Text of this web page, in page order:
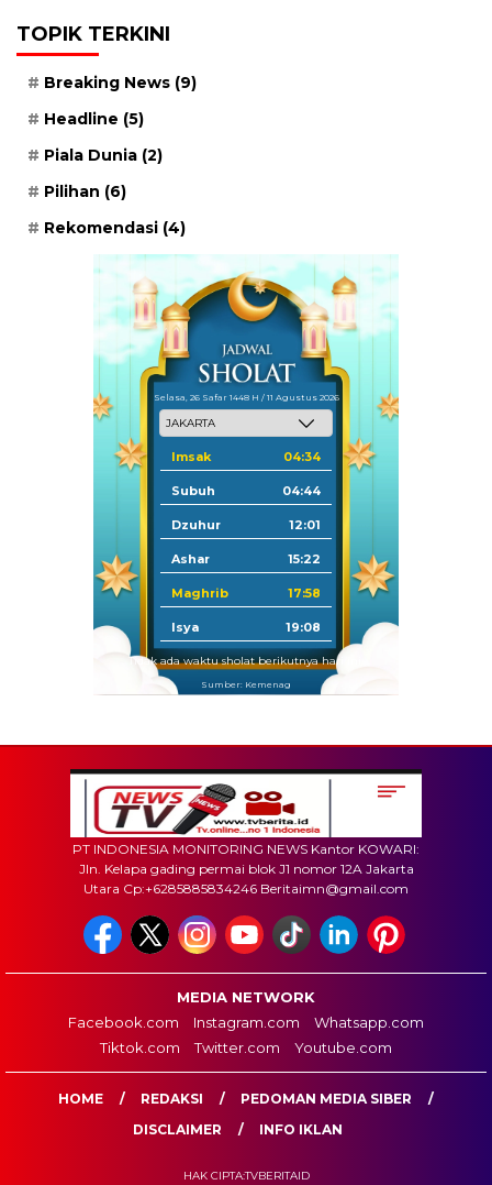
TOPIK TERKINI
Breaking News (9)
Headline (5)
Piala Dunia (2)
Pilihan (6)
Rekomendasi (4)
Selasa, 26 Safar 1448 H / 11 Agustus 2026
Imsak 04:34
Subuh 04:44
Dzuhur 12:01
Ashar 15:22
Maghrib 17:58
Isya 19:08
Tidak ada waktu sholat berikutnya hari ini.
Sumber: Kemenag
PT INDONESIA MONITORING NEWS Kantor KOWARI:
Jln. Kelapa gading permai blok J1 nomor 12A Jakarta
Utara Cp:+6285885834246 Beritaimn@gmail.com
MEDIA NETWORK
Facebook.com
Instagram.com
Whatsapp.com
Tiktok.com
Twitter.com Youtube.com
HOME REDAKSI
PEDOMAN MEDIA SIBER
DISCLAIMER
INFO IKLAN
HAK CIPTA:TVBERITAID